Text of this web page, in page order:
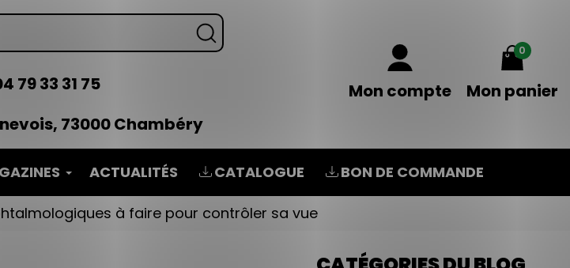
79 33 31 75
73000 Chambéry
Mon compte
0
Mon panier
ACTUALITÉS CATALOGUE BON DE COMMANDE
à faire pour contrôler sa vue